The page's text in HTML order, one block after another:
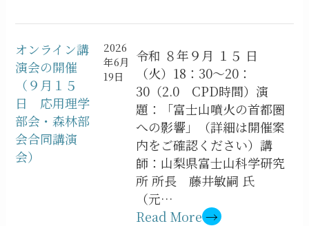
オンライン講
演会の開催
（９月１５
日 応用理学
部会・森林部
会合同講演
会）
2026
年6月
19日
令和 ８年９月 １５ 日
（火）18：30～20：
30（2.0 CPD時間）演
題：「富士山噴火の首都圏
への影響」（詳細は開催案
内をご確認ください）講
師：山梨県富士山科学研究
所 所長 藤井敏嗣 氏
（元…
Read More→